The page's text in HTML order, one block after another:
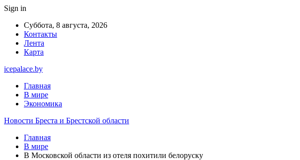
Sign in
Суббота, 8 августа, 2026
Контакты
Лента
Карта
icepalace.by
Главная
В мире
Экономика
Новости Бреста и Брестской области
Главная
В мире
В Московской области из отеля похитили белоруску